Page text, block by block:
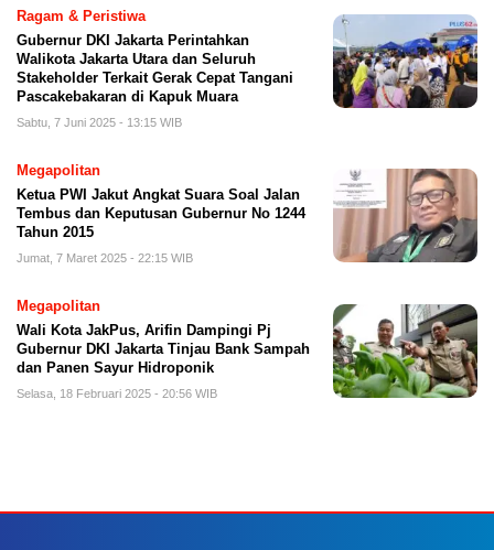
Ragam & Peristiwa
Gubernur DKI Jakarta Perintahkan
Walikota Jakarta Utara dan Seluruh
Stakeholder Terkait Gerak Cepat Tangani
Pascakebakaran di Kapuk Muara
Sabtu, 7 Juni 2025 - 13:15 WIB
Megapolitan
Ketua PWI Jakut Angkat Suara Soal Jalan
Tembus dan Keputusan Gubernur No 1244
Tahun 2015
Jumat, 7 Maret 2025 - 22:15 WIB
Megapolitan
Wali Kota JakPus, Arifin Dampingi Pj
Gubernur DKI Jakarta Tinjau Bank Sampah
dan Panen Sayur Hidroponik
Selasa, 18 Februari 2025 - 20:56 WIB